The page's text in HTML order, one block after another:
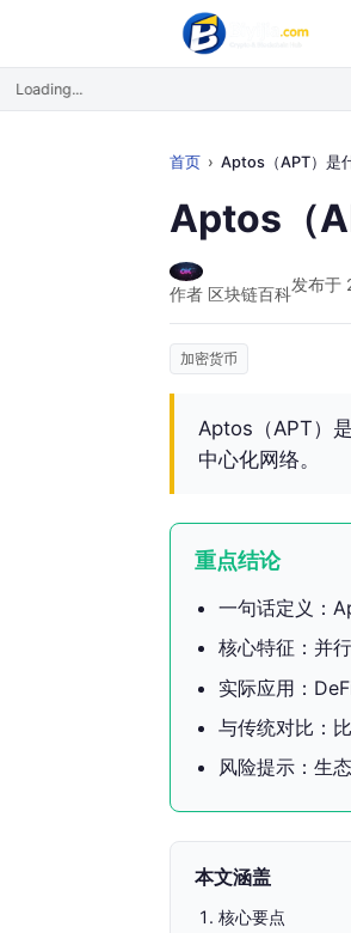
Loading...
首页 Aptos（APT）是
Aptos（
作者 区块链百科发布于
加密货币
Aptos（APT）
中心化网络。
重点结论
一句话定义：
核心特征：并
实际应用：
与传统对比：
风险提示：生
本文涵盖
核心要点